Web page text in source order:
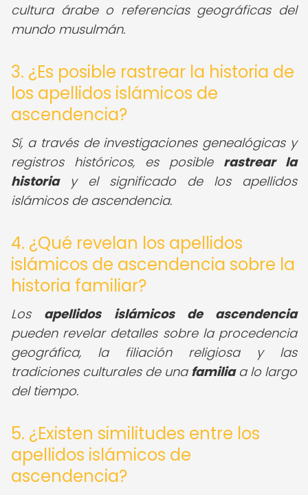
cultura árabe o referencias geográficas del
mundo musulmán.
3. ¿Es posible rastrear la historia de
los apellidos islámicos de
ascendencia?
Sí, a través de investigaciones genealógicas y
registros históricos, es posible rastrear la
historiay el significado de los apellidos
islámicos de ascendencia.
4. ¿Qué revelan los apellidos
islámicos de ascendencia sobre la
historia familiar?
Los apellidos islámicos de ascendencia
pueden revelar detalles sobre la procedencia
geográfica, la filiación religiosa y las
tradiciones culturales de una familiaa lo largo
del tiempo.
5. ¿Existen similitudes entre los
apellidos islámicos de
ascendencia?